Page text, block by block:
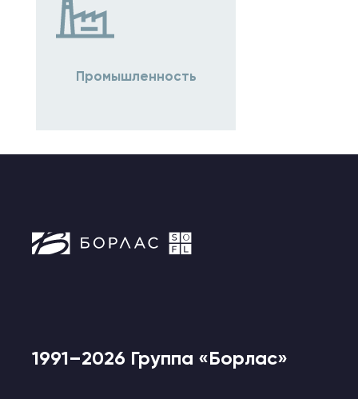
Промышленность
1991–2026 Группа «Борлас»